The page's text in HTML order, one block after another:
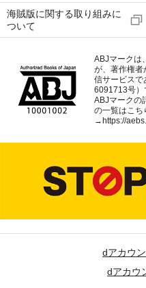
海賊版に関する取り組みに
ついて
ABJマークは
が、著作権者
信サービスで
6091713号）
ABJマークの
の一覧はこち
→https://
dアカウ
dアカウ